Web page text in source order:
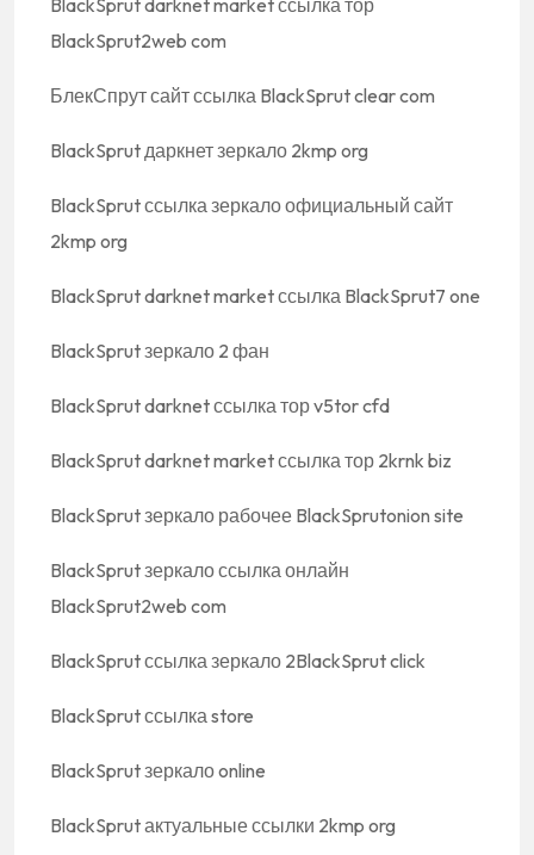
BlackSprut darknet market ссылка тор
BlackSprut2web com
БлекСпрут сайт ссылка BlackSprut clear com
BlackSprut даркнет зеркало 2kmp org
BlackSprut ссылка зеркало официальный сайт
2kmp org
BlackSprut darknet market ссылка BlackSprut7 one
BlackSprut зеркало 2 фан
BlackSprut darknet ссылка тор v5tor cfd
BlackSprut darknet market ссылка тор 2krnk biz
BlackSprut зеркало рабочее BlackSprutonion site
BlackSprut зеркало ссылка онлайн
BlackSprut2web com
BlackSprut ссылка зеркало 2BlackSprut click
BlackSprut ссылка store
BlackSprut зеркало online
BlackSprut актуальные ссылки 2kmp org